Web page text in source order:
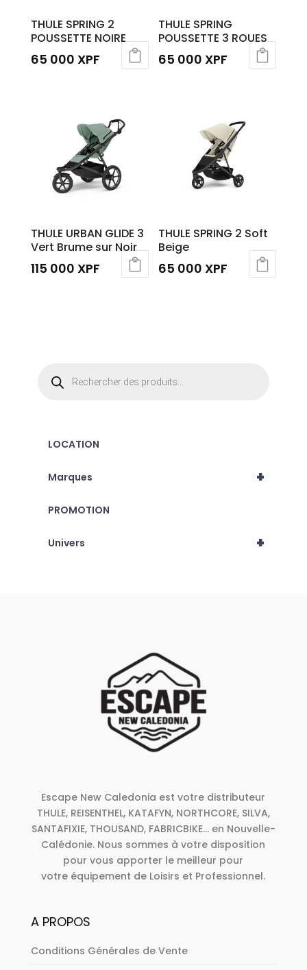
THULE SPRING 2
POUSSETTE NOIRE
65 000 XPF
THULE SPRING
POUSSETTE 3 ROUES
65 000 XPF
plusieurs
variations.
options
choisies
sur
la
THULE URBAN GLIDE 3
Vert Brume sur Noir
115 000 XPF
THULE SPRING 2 Soft
Beige
65 000 XPF
produits
LOCATION
+
Marques
PROMOTION
+
Univers
Escape New Caledonia est votre distributeur
THULE, REISENTHEL, KATAFYN, NORTHCORE, SILVA,
SANTAFIXIE, THOUSAND, FABRICBIKE... en Nouvelle-
Calédonie. Nous sommes à votre disposition
pour vous apporter le meilleur pour
votre équipement de Loisirs et Professionnel.
A PROPOS
Conditions Générales de Vente